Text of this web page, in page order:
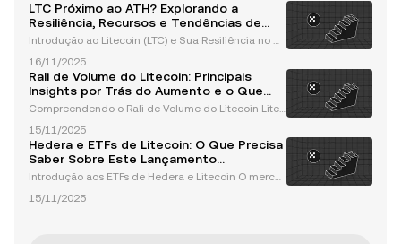
LTC Próximo ao ATH? Explorando a
Resiliência, Recursos e Tendências de
Mercado do Litecoin
Introdução ao Litecoin (LTC) e Sua Resiliência no M
o a "prata para o ouro do Bitcoin", tem consistentem
ente demonstrado sua resiliência no mercado de
16/11/2025
Rali de Volume do Litecoin: Principais
Insights por Trás do Aumento e o Que
Isso Significa para os Investidores
Compreendendo o Rali de Volume do Litecoin Litec
m relação ao ouro do Bitcoin", recentemente captur
ou uma atenção significativa devido a um notável a
um
15/11/2025
Hedera e ETFs de Litecoin: O Que Precisa
Saber Sobre Este Lançamento
Revolucionário
Introdução aos ETFs de Hedera e Litecoin O merca
ormadora com a introdução de novos ETFs de cript
15/11/2025